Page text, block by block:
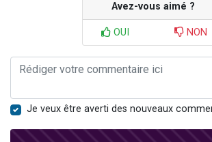
Avez-vous aimé ?
OUI NON
Je veux être averti des nouveaux